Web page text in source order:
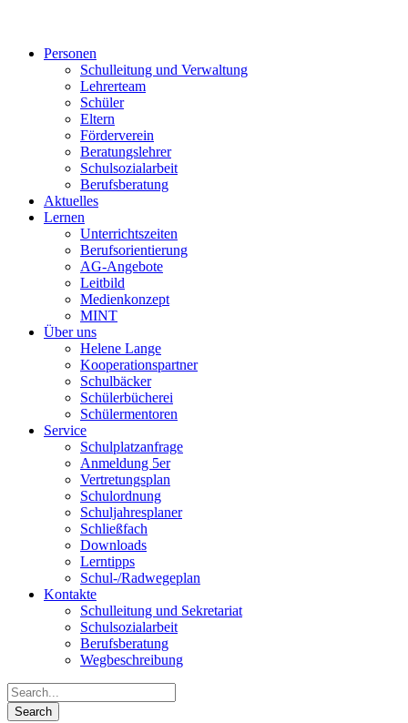
Personen
Schulleitung und Verwaltung
Lehrerteam
Schüler
Eltern
Förderverein
Beratungslehrer
Schulsozialarbeit
Berufsberatung
Aktuelles
Lernen
Unterrichtszeiten
Berufsorientierung
AG-Angebote
Leitbild
Medienkonzept
MINT
Über uns
Helene Lange
Kooperationspartner
Schulbäcker
Schülerbücherei
Schülermentoren
Service
Schulplatzanfrage
Anmeldung 5er
Vertretungsplan
Schulordnung
Schuljahresplaner
Schließfach
Downloads
Lerntipps
Schul-/Radwegeplan
Kontakte
Schulleitung und Sekretariat
Schulsozialarbeit
Berufsberatung
Wegbeschreibung